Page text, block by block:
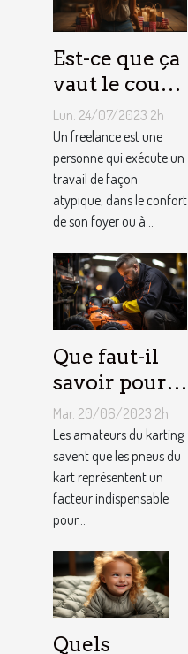
Est-ce que ça
vaut le coup
de devenir
indépendant
?
Lun. 24/07/2023 2h
Un freelance est une
personne qui exécute un
travail de façon
atypique, dans le confort
de son foyer ou à...
Que faut-il
savoir pour
un meilleur
ajustement
de la
pression des
pneus de
Kart ?
Mar. 20/06/2023 2h
Les amateurs du karting
savent que les pneus du
kart représentent un
facteur indispensable
pour...
Quels